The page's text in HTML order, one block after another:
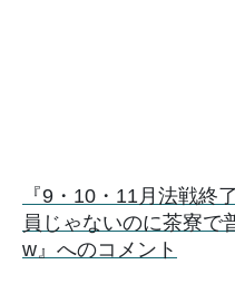
『9・10・11月法戦終
員じゃないのに茶寮で
w』へのコメント